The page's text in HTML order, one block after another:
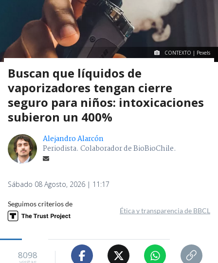
CONTEXTO | Pexels
Buscan que líquidos de
vaporizadores tengan cierre
seguro para niños: intoxicaciones
subieron un 400%
Alejandro Alarcón
Periodista. Colaborador de BioBioChile.
Sábado 08 Agosto, 2026 | 11:17
Seguimos criterios de
Ética y transparencia de BBCL
8098